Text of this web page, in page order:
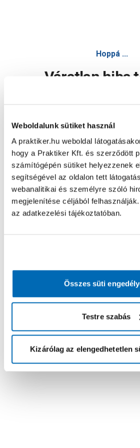
Weboldalunk sütiket használ
A praktiker.hu weboldal
hogy a Praktiker Kft. és szerződött
számítógépén sütiket helyezzenek
segítségével az oldalon tett
webanalitikai és személyre szóló
megjelenítése céljából
az adatkezelési tájékoztatóban.
Összes süti
Testre szabás
Kizárólag az elengedhetetlen
Hoppá ...
Váratlan hiba
Oldal újratöltése